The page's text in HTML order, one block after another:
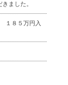
ました。
１８５万円入